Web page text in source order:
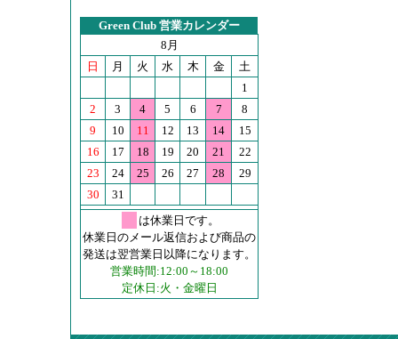
Green Club 営業カレンダー
8月
日
月 火 水 木 金
土
1
2
3 4 5 6 7
8
9
10 11 12 13 14
15
16
17 18 19 20 21
22
23
24 25 26 27 28
29
30
31
は休業日です。
休業日のメール返信および商品の
発送は翌営業日以降になります。
営業時間:12:00～18:00
定休日:火・金曜日